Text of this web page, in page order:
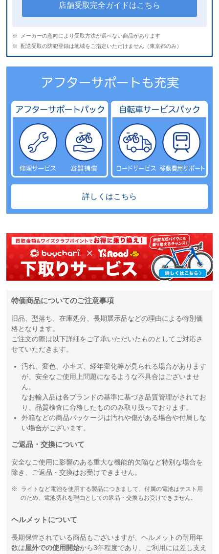
店舗受取完全ガイドはこちら
メーカーの意向により受取方法が選べない商品があります
配送受取の防犯登録は地域をご指定いただけません（東京都のみ）
詳しくはこちら
特価商品についてのご注意事項
旧品、型落ち、在庫処分、長期展示品などの理由による特別価
格となります。
ご注文の際は以下詳細をご了承いただいたものとしてご対応さ
せていただきます。
汚れ、変色、小キズ、経年変化等が見られる場合があります
が、安全なご使用上問題になるような不具合はございませ
ん。
なお輸入品は各ブランドの基準に基づき品質管理がされてお
り、品質検査に合格したもののみ取り扱っております。
外箱などの商品パッケージは汚れや傷がある場合や付属しな
い場合がございます。
ご返品・交換について
安全なご使用に影響のある重大な機能的欠陥など特別な場合を
除き、ご返品・交換はお受けできません。
ライトなど電池を使用する製品につきまして、付属の電池はテスト用
のため、電池切れを理由としての返品・交換もお受けできません。
ヘルメットについて
長期保管されている商品もございますが、ヘルメットの耐用年
数は屋外での使用開始から3年程度であり、ご利用には差し支え